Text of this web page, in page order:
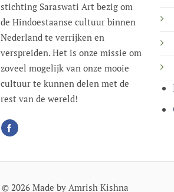
stichting Saraswati Art bezig om
de Hindoestaanse cultuur binnen
Nederland te verrijken en
verspreiden. Het is onze missie om
zoveel mogelijk van onze mooie
cultuur te kunnen delen met de
rest van de wereld!
© 2026 Made by Amrish Kishna